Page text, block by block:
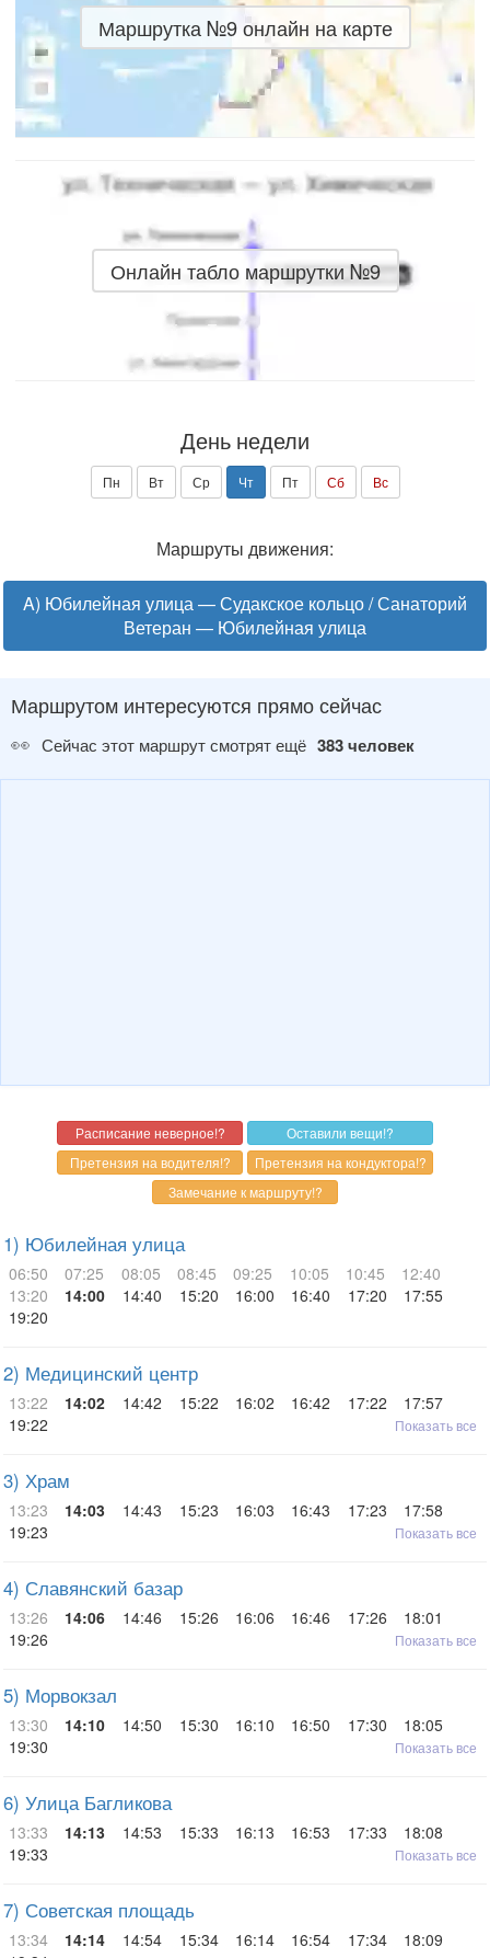
Маршрутка №9 онлайн на карте
Онлайн табло маршрутки №9
День недели
Пн Вт Ср Чт Пт Сб Вс
Маршруты движения:
A) Юбилейная улица — Судакское кольцо / Санаторий
Ветеран — Юбилейная улица
Маршрутом интересуются прямо сейчас
👀 Сейчас этот маршрут смотрят ещё 383 человек
1) Юбилейная улица
06:50 07:25 08:05 08:45 09:25 10:05 10:45
12:40
13:20
14:00 14:40 15:20 16:00 16:40 17:20
17:55
19:20
2) Медицинский центр
13:22 14:02 14:42 15:22 16:02 16:42 17:22
17:57
19:22
Показать все
3) Храм
13:23 14:03 14:43 15:23 16:03 16:43 17:23
17:58
19:23
Показать все
4) Славянский базар
13:26 14:06 14:46 15:26 16:06 16:46 17:26
18:01
19:26
Показать все
5) Морвокзал
13:30 14:10 14:50 15:30 16:10 16:50 17:30
18:05
19:30
Показать все
6) Улица Багликова
13:33 14:13 14:53 15:33 16:13 16:53 17:33
18:08
19:33
Показать все
7) Советская площадь
13:34 14:14 14:54 15:34 16:14 16:54 17:34
18:09